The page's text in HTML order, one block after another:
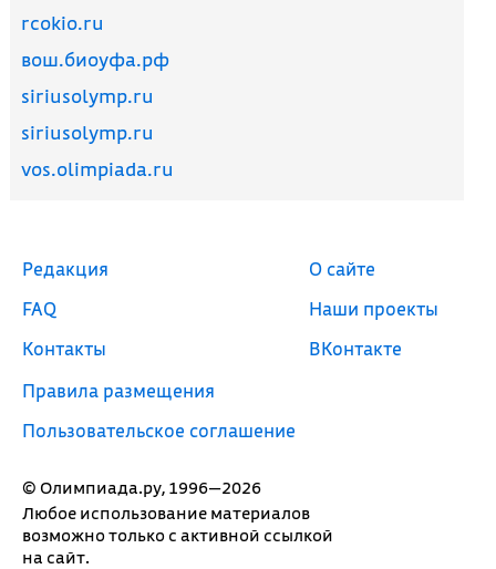
rcokio.ru
вош.биоуфа.рф
siriusolymp.ru
siriusolymp.ru
vos.olimpiada.ru
© Олимпиада.ру, 1996—2026
Любое использование материалов
возможно только с активной ссылкой
на сайт.
Редакция
FAQ
Контакты
Правила размещения
Пользовательское соглашение
О сайте
Наши проекты
ВКонтакте